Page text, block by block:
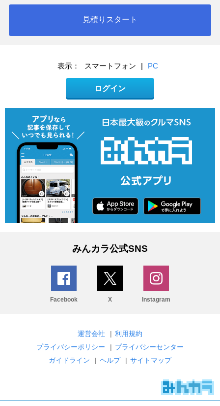
見積りスタート
表示： スマートフォン | PC
ログイン
みんカラ公式SNS
Facebook X Instagram
運営会社 | 利用規約
プライバシーポリシー
| プライバシーセンター
ガイドライン
| ヘルプ | サイトマップ